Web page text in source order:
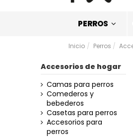
PERROS
Inicio Perros
Accesorios de hogar
Camas para perros
Comederos y
bebederos
Casetas para perros
Accesorios para
perros